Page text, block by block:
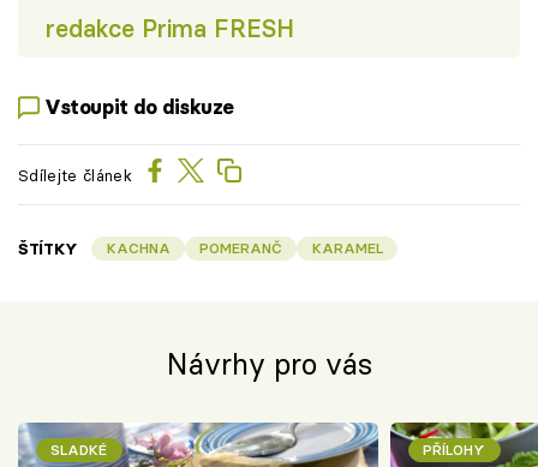
redakce Prima FRESH
Vstoupit do diskuze
Sdílejte článek
ŠTÍTKY KACHNA POMERANČ KARAMEL
Návrhy pro vás
SLADKÉ PŘÍLOHY